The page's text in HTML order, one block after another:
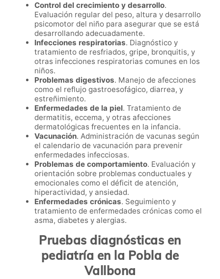
Control del crecimiento y desarrollo.
Evaluación regular del peso, altura y desarrollo
psicomotor del niño para asegurar que se está
desarrollando adecuadamente.
Infecciones respiratorias. Diagnóstico y
tratamiento de resfriados, gripe, bronquitis, y
otras infecciones respiratorias comunes en los
niños.
Problemas digestivos. Manejo de afecciones
como el reflujo gastroesofágico, diarrea, y
estreñimiento.
Enfermedades de la piel. Tratamiento de
dermatitis, eccema, y otras afecciones
dermatológicas frecuentes en la infancia.
Vacunación. Administración de vacunas según
el calendario de vacunación para prevenir
enfermedades infecciosas.
Problemas de comportamiento. Evaluación y
orientación sobre problemas conductuales y
emocionales como el déficit de atención,
hiperactividad, y ansiedad.
Enfermedades crónicas. Seguimiento y
tratamiento de enfermedades crónicas como el
asma, diabetes y alergias.
Pruebas diagnósticas en
pediatría en la Pobla de
Vallbona